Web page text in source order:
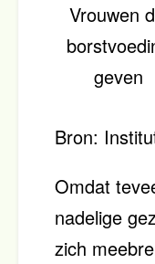
Vrouwen
geven
Bron:
Omdat
nadelige
zich